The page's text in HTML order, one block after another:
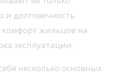
и долговечность
комфорт жильцов на
эксплуатации.
несколько основных